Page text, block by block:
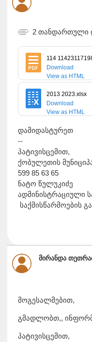
2 თანდართული
114
Download
View as HTML
2013 2023.xlsx
Download
View as HTML
დამიდასტურეთ
--
პატივისცემით,
ქობულეთის
599 85 63 65
ნატო წულუკიძე
ადმინისტრაციული
საქმისწარმოების
მირანდა
მოგესალმებით,
გმადლობთ,,
პატივისცემით,